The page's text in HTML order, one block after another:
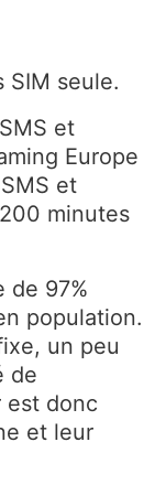
SIM seule.
et
Europe
et
minutes
de 97%
population.
un peu
de
est donc
et leur